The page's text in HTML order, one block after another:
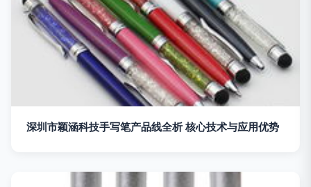
深圳市颖涵科技手写笔产品线全析 核心技术与应用优势